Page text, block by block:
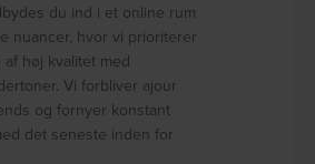
du ind i et online rum
nuancer, hvor vi prioriterer
høj kvalitet med
Vi forbliver ajour
og fornyer konstant
det seneste inden for